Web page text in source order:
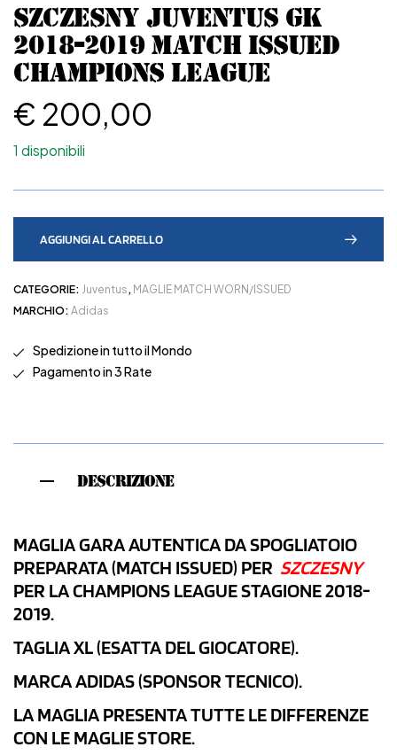
SZCZESNY JUVENTUS GK
2018-2019 MATCH ISSUED
CHAMPIONS LEAGUE
€ 200,00
1 disponibili
AGGIUNGI AL CARRELLO
CATEGORIE: Juventus, MAGLIE MATCH WORN/ISSUED
MARCHIO: Adidas
Spedizione in tutto il Mondo
Pagamento in 3 Rate
DESCRIZIONE
MAGLIA GARA AUTENTICA DA SPOGLIATOIO
PREPARATA (MATCH ISSUED) PER SZCZESNY
PER LA CHAMPIONS LEAGUE STAGIONE 2018-
2019.
TAGLIA XL (ESATTA DEL GIOCATORE).
MARCA ADIDAS (SPONSOR TECNICO).
LA MAGLIA PRESENTA TUTTE LE DIFFERENZE
CON LE MAGLIE STORE.